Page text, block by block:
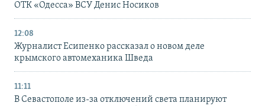
ОТК «Одесса» ВСУ Денис Носиков
12:08
Журналист Есипенко рассказал о новом деле
крымского автомеханика Шведа
11:11
В Севастополе из-за отключений света планируют